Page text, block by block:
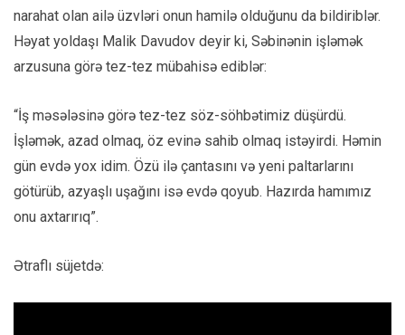
narahat olan ailə üzvləri onun hamilə olduğunu da bildiriblər.
Həyat yoldaşı Malik Davudov deyir ki, Səbinənin işləmək
arzusuna görə tez-tez mübahisə ediblər:
“İş məsələsinə görə tez-tez söz-söhbətimiz düşürdü.
İşləmək, azad olmaq, öz evinə sahib olmaq istəyirdi. Həmin
gün evdə yox idim. Özü ilə çantasını və yeni paltarlarını
götürüb, azyaşlı uşağını isə evdə qoyub. Hazırda hamımız
onu axtarırıq”.
Ətraflı süjetdə: